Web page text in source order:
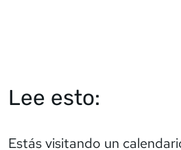
Lee esto:
Estás visitando un